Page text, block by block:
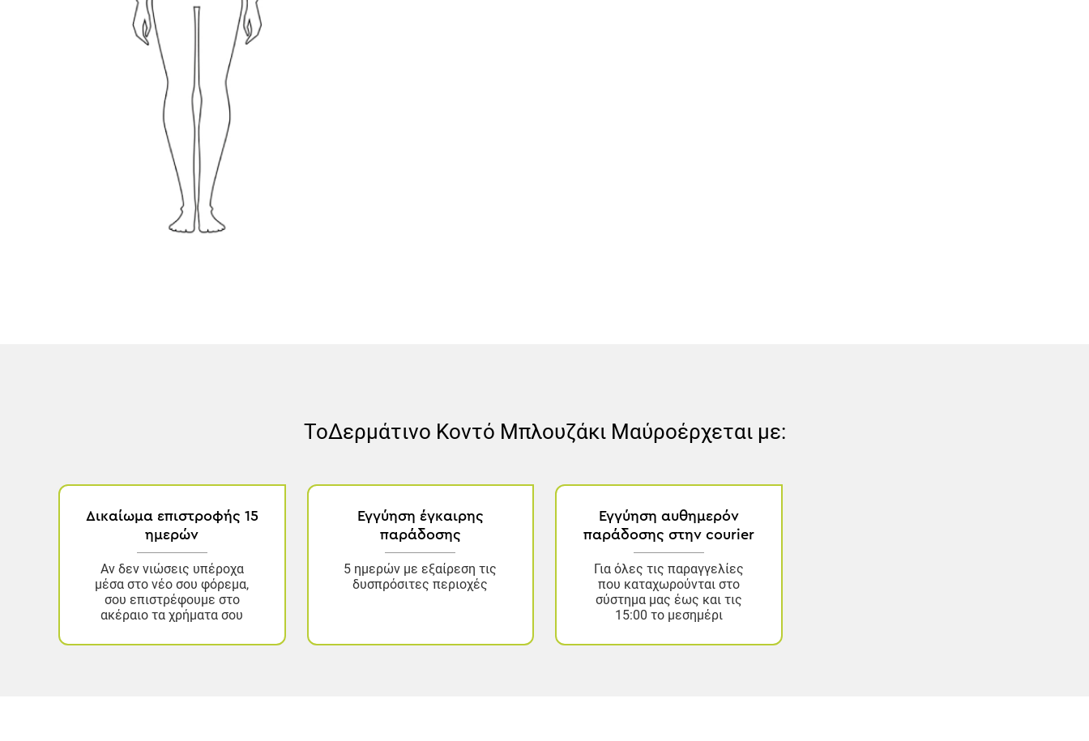
ΤοΔερμάτινο Κοντό Μπλουζάκι Μαύροέρχεται με:
Δικαίωμα επιστροφής 15
ημερών
Αν δεν νιώσεις υπέροχα
μέσα στο νέο σου φόρεμα,
σου επιστρέφουμε στο
ακέραιο τα χρήματα σου
Εγγύηση έγκαιρης
παράδοσης
5 ημερών με εξαίρεση τις
δυσπρόσιτες περιοχές
Εγγύηση αυθημερόν
παράδοσης στην courier
Για όλες τις παραγγελίες
που καταχωρούνται στο
σύστημα μας έως και τις
15:00 το μεσημέρι